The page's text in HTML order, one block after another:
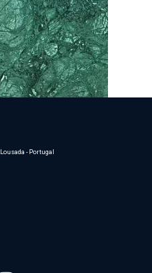
Lousada - Portugal